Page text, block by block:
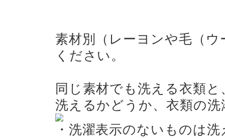
素材別（レーヨンや毛（
ください。
同じ素材でも洗える衣類
洗えるかどうか、衣類の
・洗濯表示のないものは